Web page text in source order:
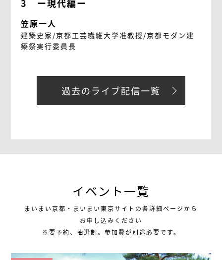
3 ー現代編ー
笠原一人
建築史家/京都工芸繊維大学准教授/京都モダン建
築祭実行委員長
過去のライブ配信一覧
イベント一覧
まいまい京都・まいまい東京サイトの各詳細ページから
お申し込みください
※要予約、抽選制。参加費が別途必要です。